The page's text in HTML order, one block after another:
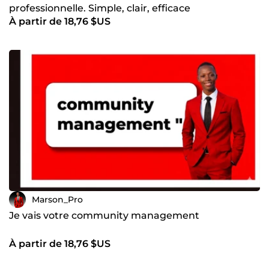
professionnelle. Simple, clair, efficace
À partir de 18,76 $US
Marson_Pro
Je vais votre community management
À partir de 18,76 $US